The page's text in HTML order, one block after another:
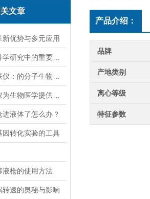
文章
优势与多元应用
液体了怎么办？
因转化实验的工具​
液枪的使用方法
速的奥秘与影响
产品介绍：
品牌
产地类别
离心等级
特征参数